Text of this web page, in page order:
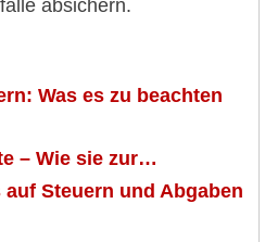
absichern.
Was es zu beachten
– Wie sie zur…
Steuern und Abgaben